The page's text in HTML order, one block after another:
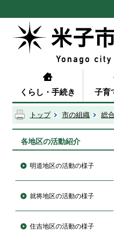
くらし・手続き 子育
トップ 市の組織 総
各地区の活動紹介
明道地区の活動の様子
就将地区の活動の様子
住吉地区の活動の様子